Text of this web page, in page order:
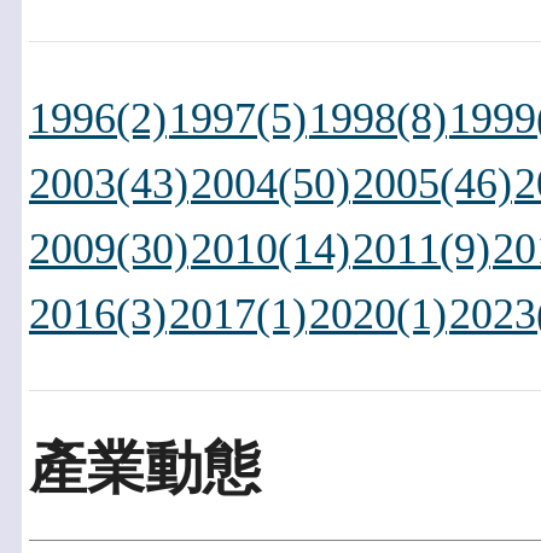
1996(2)1997(5)1998(8)
2003(43)2004(50)2005(46)
2009(30)2010(14)2011(9)
2016(3)2017(1)2020(1)
產業動態